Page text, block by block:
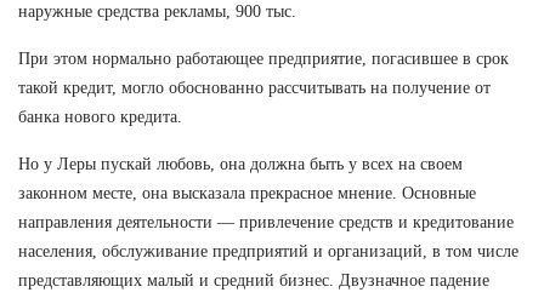
наружные средства рекламы, 900 тыс.
При этом нормально работающее предприятие, погасившее в срок
такой кредит, могло обоснованно рассчитывать на получение от
банка нового кредита.
Но у Леры пускай любовь, она должна быть у всех на своем
законном месте, она высказала прекрасное мнение. Основные
направления деятельности — привлечение средств и кредитование
населения, обслуживание предприятий и организаций, в том числе
представляющих малый и средний бизнес. Двузначное падение